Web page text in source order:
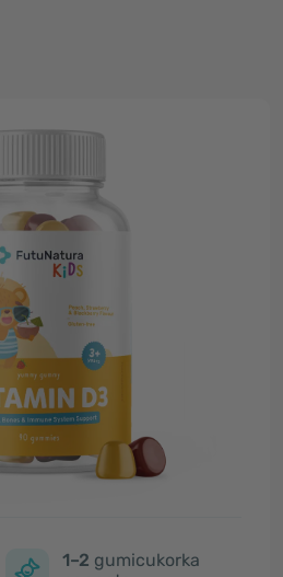
1–2 gumicukorka